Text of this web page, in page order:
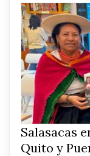
Salasacas
Quito y